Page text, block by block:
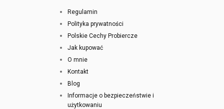
Regulamin
Polityka prywatności
Polskie Cechy Probiercze
Jak kupować
O mnie
Kontakt
Blog
Informacje o bezpieczeństwie i
użytkowaniu